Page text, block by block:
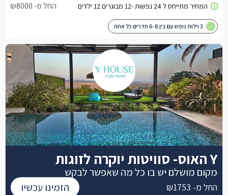
החל מ- ₪8000
3 וילות נופש עם בין 6-8 חדרים כל אחת
Y האוס- סוויטות יוקרה לזוגות
מקום מושלם יש בו כל מה שאפשר לבקש
החל מ- ₪1753 הזמינו עכשיו